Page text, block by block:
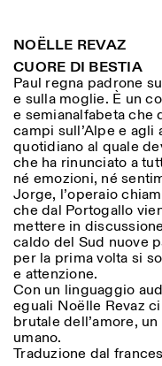
ISTITUTO SVIZZERO
MAILAND
ÖFFNUNGSZEITEN
AUSSTELLUNG:
NOËLLE REVAZ
CUORE DI BESTIA
Paul regna padrone
e sulla moglie. È un
e semianalfabeta che
campi sull’Alpe e agli
quotidiano al quale
che ha rinunciato a
né emozioni, né
Jorge, l’operaio
che dal Portogallo
mettere in
caldo del Sud nuove
per la prima volta si
e attenzione.
Con un linguaggio
eguali Noëlle Revaz
brutale dell’amore,
umano.
Traduzione dal